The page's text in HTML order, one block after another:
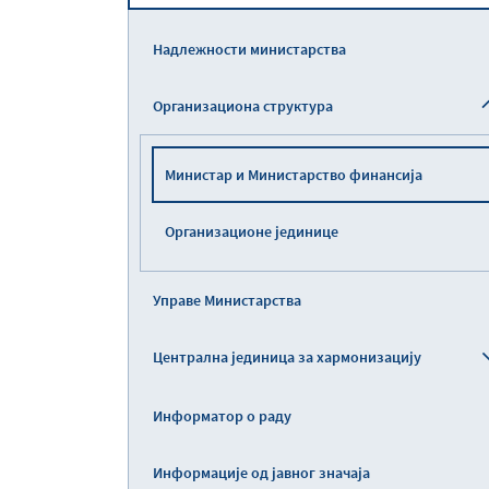
Надлежности министарства
Организациона структура
Министар и Министарство финансија
Организационе јединице
Управе Министарства
Централна јединица за хармонизацију
Информатор о раду
Информације од јавног значаја